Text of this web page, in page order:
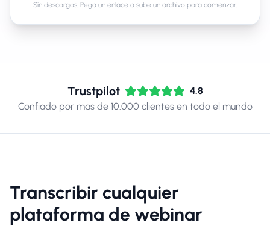
Sin descargas. Pega un enlace o sube un archivo para comenzar.
Trustpilot
4.8
Confiado por mas de 10.000 clientes en todo el mundo
Transcribir cualquier
plataforma de webinar